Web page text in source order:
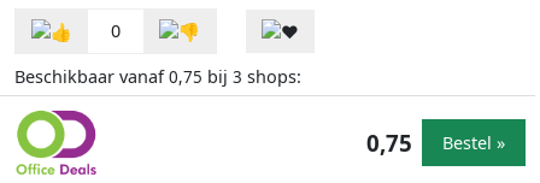
0
Beschikbaar vanaf0,75 bij 3 shops:
0,75 Bestel »